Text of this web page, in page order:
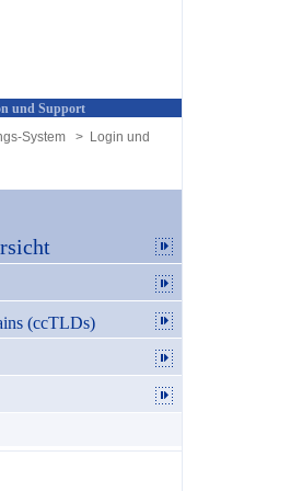
und Support
System
> Login und
(ccTLDs)